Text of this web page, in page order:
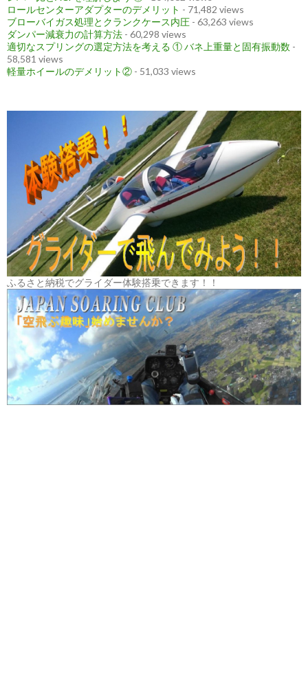
ロールセンターアダプターのデメリット - 71,482 views
ブローバイガス処理とクランクケース内圧 - 63,263 views
ダンパー減衰力の計算方法 - 60,298 views
適切なスプリングの選定方法を考える ① バネ上重量と固有振動数 -
58,581 views
軽量ホイールのデメリット② - 51,033 views
ふるさと納税でグライダー体験搭乗できます！！